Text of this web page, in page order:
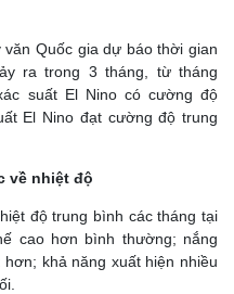
Quốc gia dự báo thời gian
ra trong 3 tháng, từ tháng
suất El Nino có cường độ
El Nino đạt cường độ trung
về nhiệt độ
độ trung bình các tháng tại
cao hơn bình thường; nắng
khả năng xuất hiện nhiều